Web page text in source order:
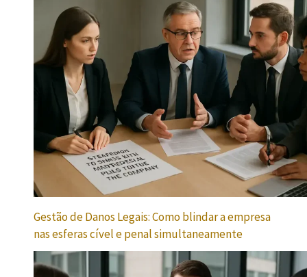
Gestão de Danos Legais: Como blindar a empresa
nas esferas cível e penal simultaneamente